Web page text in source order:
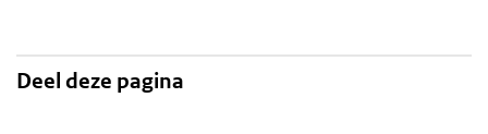
Deel deze pagina